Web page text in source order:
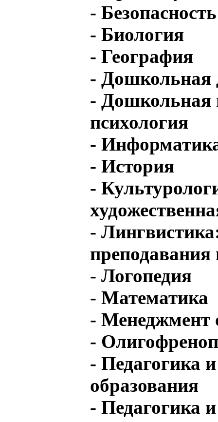
-
- Биология
- География
- Дошкольная
- Дошкольная
психология
-
- История
-
-
- Логопедия
- Математика
- Менеджмент
-
- Педагогика
образования
- Педагогика